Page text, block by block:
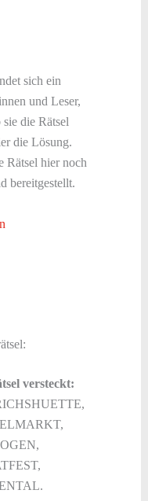
sich ein
und Leser,
die Rätsel
die Lösung.
Rätsel hier noch
bereitgestellt.
versteckt: